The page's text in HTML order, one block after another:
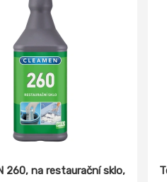
260, na restaurační sklo,